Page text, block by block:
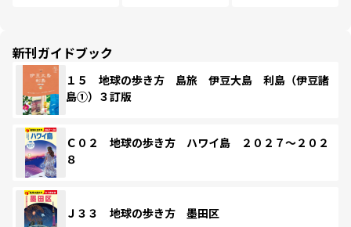
新刊ガイドブック
１５ 地球の歩き方 島旅 伊豆大島 利島（伊豆諸
島①）３訂版
Ｃ０２ 地球の歩き方 ハワイ島 ２０２７～２０２
８
Ｊ３３ 地球の歩き方 墨田区